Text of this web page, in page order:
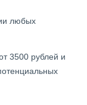
любых
3500 рублей и